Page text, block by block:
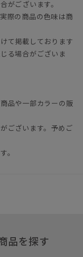
がございます。
際の商品の色味は商
て掲載しております
る場合がございま
品や一部カラーの販
ございます。予めご
。
品を探す